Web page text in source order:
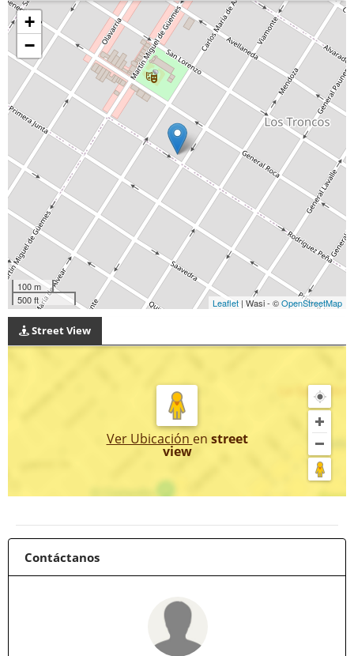
+
−
100 m
500 ft
Leaflet | Wasi - ©OpenStreetMap
Street View
Ver Ubicación en street
view
Contáctanos